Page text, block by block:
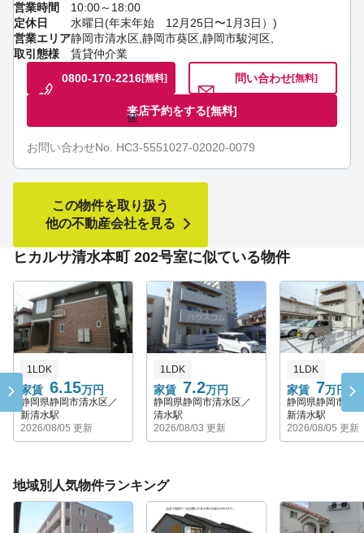
営業時間
10:00～18:00
定休日
水曜日(年末年始 12月25日〜1月3日）)
営業エリア静岡市清水区,静岡市葵区,静岡市駿河区,
取引態様
賃貸仲介業
0800-170-2216[無料] 問い合わせ[無料]
来店予約をする[無料]
お問い合わせNo. HC3-5551027-02020-0079
この物件を取り扱う
他の不動産会社を見る
ヒカルサ清水本町 202号室に似ている物件
家賃 6.15万円
1LDK
静岡県静岡市清水区／
新清水駅
2026/08/05 更新
家賃 7.2万円
1LDK
静岡県静岡市清水区／
清水駅
2026/08/03 更新
家賃 7万円
1LDK
静岡県静岡市清
新清水駅
2026/08/05 更新
地域別人気物件ランキング